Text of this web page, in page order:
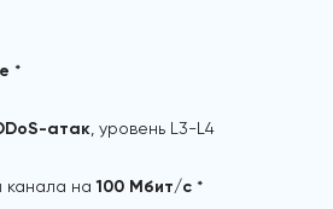
*
атак , уровень L3-L4
канала на100 Мбит/с *